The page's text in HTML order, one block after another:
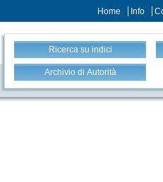
Home Info
Ricerca su indici
Archivio di Autorità